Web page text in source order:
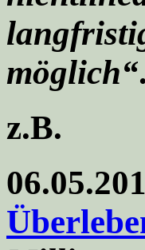
möglich“.
z.B.